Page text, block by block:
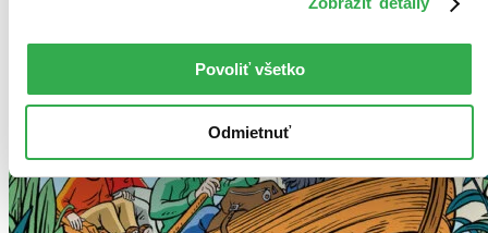
Povoliť všetko
Odmietnuť